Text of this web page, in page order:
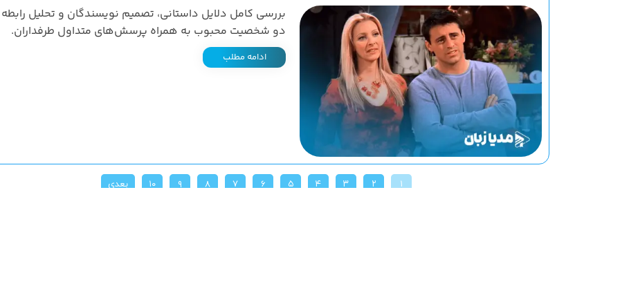
بررسی کامل دلایل داستانی، تصمیم نویسندگان و تحلیل
دو شخصیت محبوب به همراه پرسش‌های متداول طرفداران.
ادامه مطلب
۱ ۲ ۳ ۴ ۵ ۶ ۷ ۸ ۹ ۱۰ بعدی